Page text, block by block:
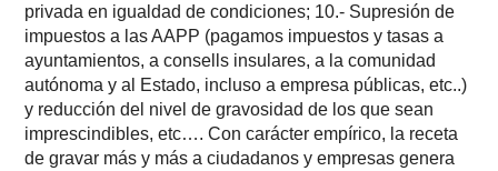
privada en igualdad de condiciones; 10.- Supresión de
impuestos a las AAPP (pagamos impuestos y tasas a
ayuntamientos, a consells insulares, a la comunidad
autónoma y al Estado, incluso a empresa públicas, etc..)
y reducción del nivel de gravosidad de los que sean
imprescindibles, etc…. Con carácter empírico, la receta
de gravar más y más a ciudadanos y empresas genera